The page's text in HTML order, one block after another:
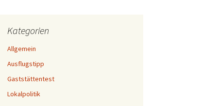
Kategorien
Allgemein
Ausflugstipp
Gaststättentest
Lokalpolitik